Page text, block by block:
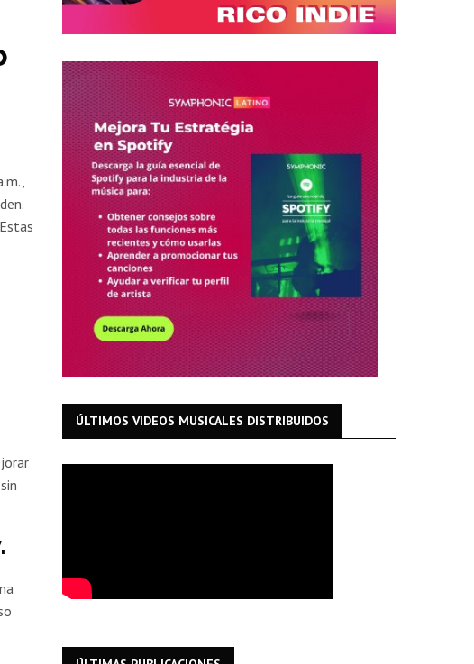
ÚLTIMOS VIDEOS MUSICALES DISTRIBUIDOS